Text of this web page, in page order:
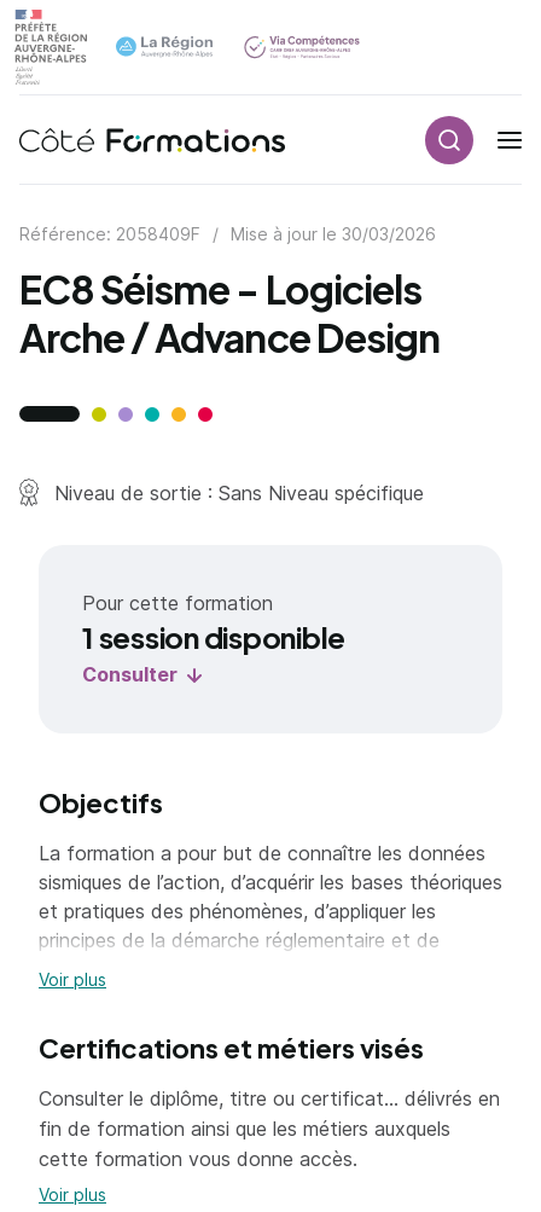
Navigation principale
Référence: 2058409F / Mise à jour le 30/03/2026
EC8 Séisme - Logiciels
Arche / Advance Design
Niveau de sortie : Sans Niveau spécifique
Pour cette formation
1 session disponible
Consulter
Objectifs
La formation a pour but de connaître les données
sismiques de l’action, d’acquérir les bases théoriques
et pratiques des phénomènes, d’appliquer les
principes de la démarche réglementaire et de
maîtriser et corriger les mauvaises dispositions d’un
Voir plus
Certifications et métiers visés
Consulter le diplôme, titre ou certificat... délivrés en
fin de formation ainsi que les métiers auxquels
cette formation vous donne accès.
Voir plus